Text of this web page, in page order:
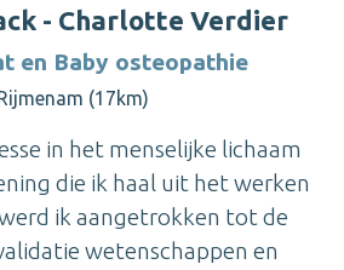
- Charlotte Verdier
en Baby osteopathie
(17km)
in het menselijke lichaam
die ik haal uit het werken
ik aangetrokken tot de
wetenschappen en